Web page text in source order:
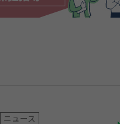
ニュース